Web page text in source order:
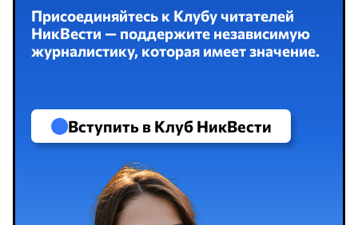
Присоединяйтесь к Клубу читателей
НикВести — поддержите независимую
журналистику, которая имеет значение.
Вступить в Клуб НикВести